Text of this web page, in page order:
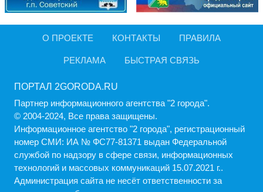
О ПРОЕКТЕ КОНТАКТЫ ПРАВИЛА
РЕКЛАМА БЫСТРАЯ СВЯЗЬ
ПОРТАЛ 2GORODA.RU
Партнер информационного агентства "2 города".
© 2004-2024, Все права защищены.
Информационное агентство "2 города", регистрационный
номер СМИ: ИА № ФС77-81371 выдан Федеральной
службой по надзору в сфере связи, информационных
технологий и массовых коммуникаций 15.07.2021 г..
Администрация cайта не несёт ответственности за